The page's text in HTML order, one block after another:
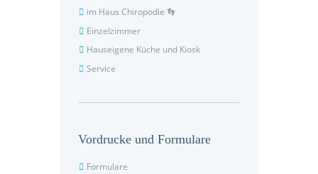
im Haus Chiropodie 👣
Einzelzimmer
Hauseigene Küche und Kiosk
Service
Vordrucke und Formulare
Formulare